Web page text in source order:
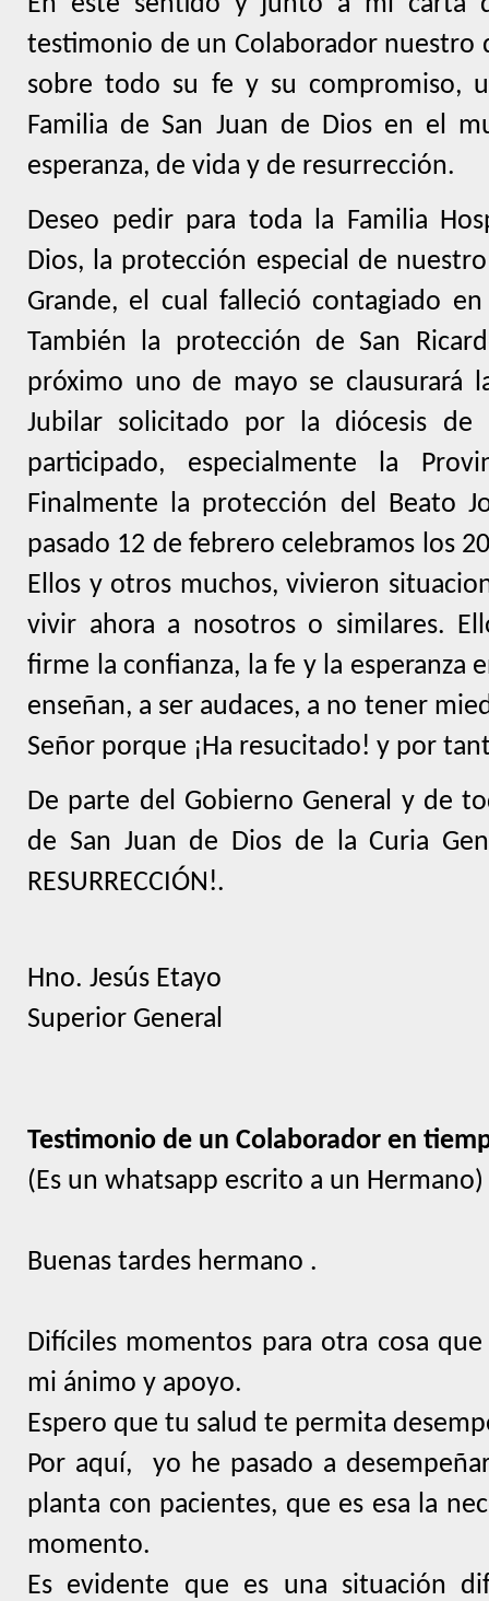
testimonio de un Colaborador nuestro
sobre todo su fe y su compromiso,
Familia de San Juan de Dios en el
esperanza, de vida y de resurrección.
Deseo pedir para toda la Familia
Dios, la protección especial de
Grande, el cual falleció contagiado
También la protección de San
próximo uno de mayo se clausurará
Jubilar solicitado por la diócesis
participado, especialmente la
Finalmente la protección del Beato
pasado 12 de febrero celebramos los
Ellos y otros muchos, vivieron
vivir ahora a nosotros o similares.
firme la confianza, la fe y la esperanza
enseñan, a ser audaces, a no tener
Señor porque ¡Ha resucitado! y por
De parte del Gobierno General y de
de San Juan de Dios de la Curia
RESURRECCIÓN!.
Hno. Jesús Etayo
Superior General
Testimonio de un Colaborador en
(Es un whatsapp escrito a un Hermano)
Buenas tardes hermano .
Difíciles momentos para otra cosa
mi ánimo y apoyo.
Espero que tu salud te permita
Por aquí,
yo he pasado a
planta con pacientes, que es esa la
momento.
Es evidente que es una situación